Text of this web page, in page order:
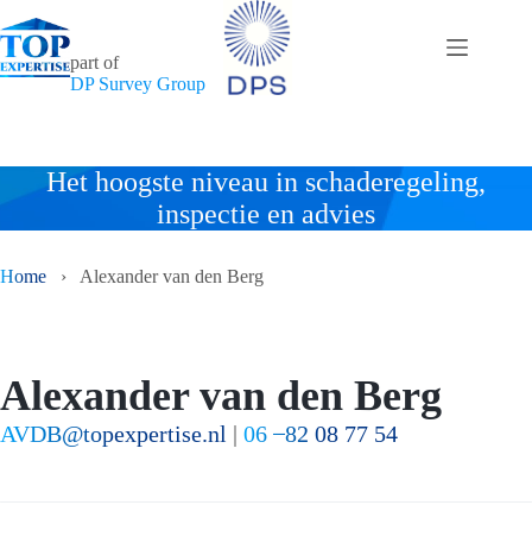
naar
de
inhoud
part of
DP Survey Group
Het hoogste niveau in schaderegeling,
inspectie en advies
Home › Alexander van den Berg
Alexander van den Berg
AVDB@topexpertise.nl | 06 ̶ 82 08 77 54